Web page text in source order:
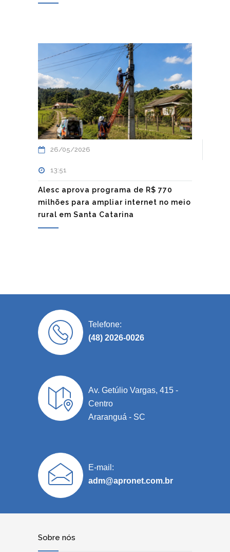
26/05/2026
13:51
Alesc aprova programa de R$ 770
milhões para ampliar internet no meio
rural em Santa Catarina
Telefone:
(48) 2026-0026
Av. Getúlio Vargas, 415 -
Centro
Araranguá - SC
E-mail:
adm@apronet.com.br
Sobre nós